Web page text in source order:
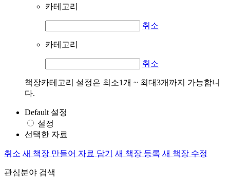
카테고리
취소
카테고리
취소
책장카테고리 설정은 최소1개 ~ 최대3개까지 가능합니
다.
Default 설정
설정
선택한 자료
취소 새 책장 만들어 자료 담기 새 책장 등록 새 책장 수정
관심분야 검색